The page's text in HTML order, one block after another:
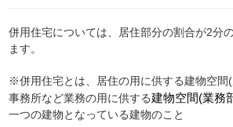
併用住宅については、居住部分の割合が2分
ます。
※併用住宅とは、居住の用に供する建物空間(
事務所など業務の用に供する建物空間(業務
一つの建物となっている建物のこと